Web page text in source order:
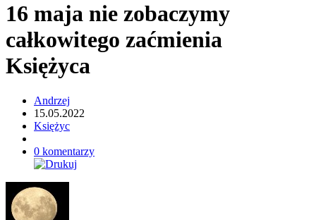
16 maja nie zobaczymy
całkowitego zaćmienia
Księżyca
Andrzej
15.05.2022
Księżyc
0 komentarzy